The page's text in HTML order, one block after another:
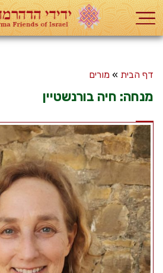
דף הבית » מורים
מנחה: חיה בורנשטיין